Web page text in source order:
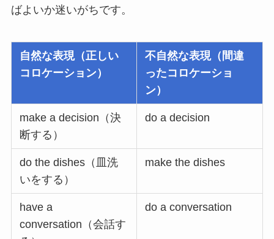
ばよいか迷いがちです。
自然な表現（正しい
コロケーション）
不自然な表現（間違
ったコロケーショ
ン）
make a decision（決
断する）
do a decision
do the dishes（皿洗
いをする）
make the dishes
have a
conversation（会話す
do a conversation